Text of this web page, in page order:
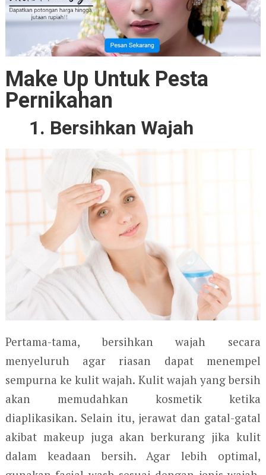
Make Up Untuk Pesta
Pernikahan
1. Bersihkan Wajah
Pertama-tama, bersihkan wajah secara
menyeluruh agar riasan dapat menempel
sempurna ke kulit wajah. Kulit wajah yang bersih
akan memudahkan kosmetik ketika
diaplikasikan. Selain itu, jerawat dan gatal-gatal
akibat makeup juga akan berkurang jika kulit
dalam keadaan bersih. Agar lebih optimal,